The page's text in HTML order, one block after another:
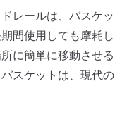
レールは、バスケッ
間使用しても摩耗し
に簡単に移動させる
スケットは、現代の